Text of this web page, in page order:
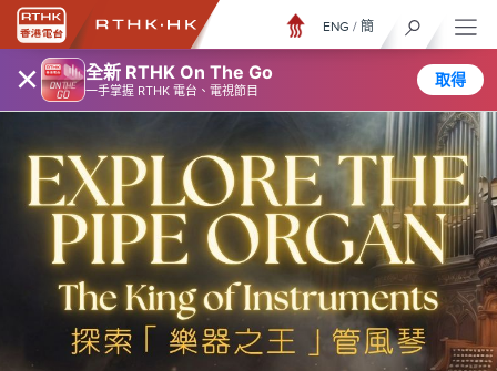
× 全新 RTHK On The Go
一手掌握 RTHK 電台、電視節目
取得
ENG / 簡